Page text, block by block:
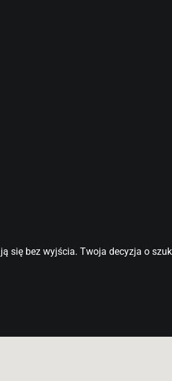
się bez wyjścia. Twoja decyzja o